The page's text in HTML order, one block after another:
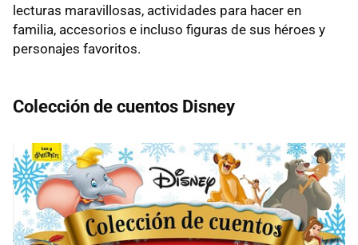
lecturas maravillosas, actividades para hacer en
familia, accesorios e incluso figuras de sus héroes y
personajes favoritos.
Colección de cuentos Disney